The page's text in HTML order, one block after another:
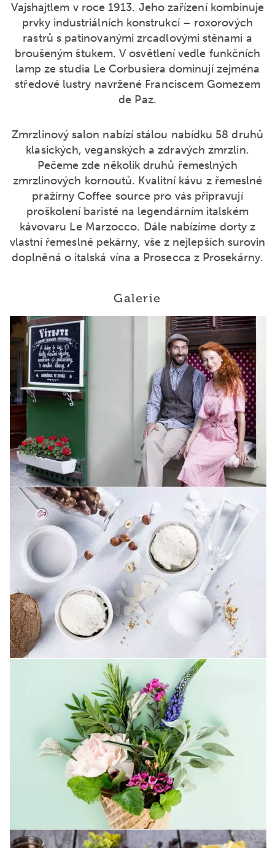
Vajshajtlem v roce 1913. Jeho zařízení kombinuje
prvky industriálních konstrukcí – roxorových
rastrů s patinovanými zrcadlovými stěnami a
broušeným štukem. V osvětlení vedle funkčních
lamp ze studia Le Corbusiera dominují zejména
středové lustry navržené Franciscem Gomezem
de Paz.
Zmrzlinový salon nabízí stálou nabídku 58 druhů
klasických, veganských a zdravých zmrzlin.
Pečeme zde několik druhů řemeslných
zmrzlinových kornoutů. Kvalitní kávu z řemeslné
pražírny Coffee source pro vás připravují
proškolení baristé na legendárním italském
kávovaru Le Marzocco. Dále nabízíme dorty z
vlastní řemeslné pekárny, vše z nejlepších surovin
doplněná o italská vína a Prosecca z Prosekárny.
Galerie